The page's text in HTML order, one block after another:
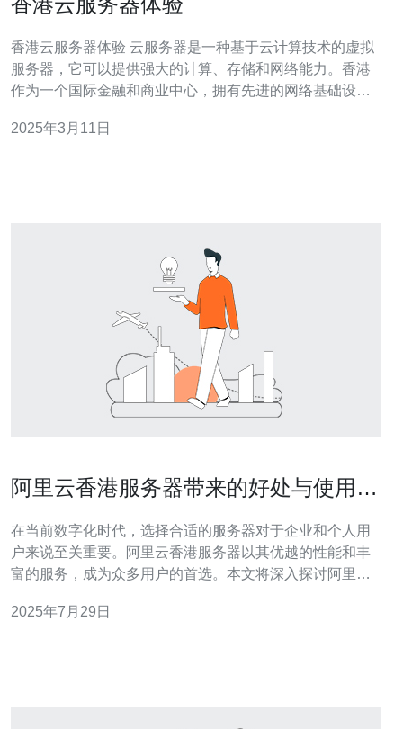
香港云服务器体验 云服务器是一种基于云计算技术的虚拟
服务器，它可以提供强大的计算、存储和网络能力。香港
作为一个国际金融和商业中心，拥有先进的网络基础设施
务器的理想地点。本文将分享我的香港云服务器体验。 在
2025年3月11日
阿里云香港服务器带来的好处与使用建
在当前数字化时代，选择合适的服务器对于企业和个人用
户来说至关重要。阿里云香港服务器以其优越的性能和丰
富的服务，成为众多用户的首选。本文将深入探讨阿里云
用户在云计算的道路上走得更顺畅。 阿里云香港服务器有
2025年7月29日